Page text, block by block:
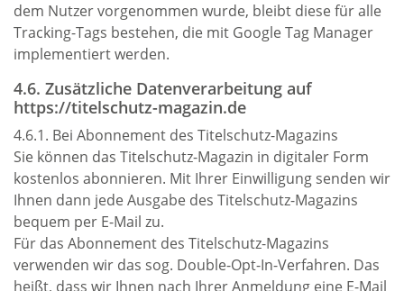
dem Nutzer vorgenommen wurde, bleibt diese für alle
Tracking-Tags bestehen, die mit Google Tag Manager
implementiert werden.
4.6. Zusätzliche Datenverarbeitung auf
https://titelschutz-magazin.de
4.6.1. Bei Abonnement des Titelschutz-Magazins
Sie können das Titelschutz-Magazin in digitaler Form
kostenlos abonnieren. Mit Ihrer Einwilligung senden wir
Ihnen dann jede Ausgabe des Titelschutz-Magazins
bequem per E-Mail zu.
Für das Abonnement des Titelschutz-Magazins
verwenden wir das sog. Double-Opt-In-Verfahren. Das
heißt, dass wir Ihnen nach Ihrer Anmeldung eine E-Mail